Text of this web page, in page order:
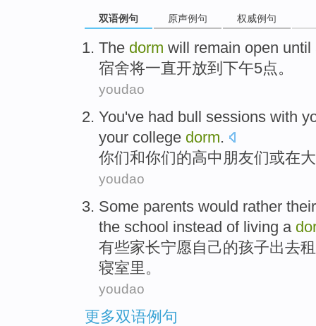
双语例句 原声例句 权威例句
The dorm will remain open until
宿舍将一直开放到 下午5点。
youdao
You've had bull sessions with
your college dorm.
你们和你们的高中 朋友们或在
youdao
Some parents would rather their
the school instead of living a
有些家长宁愿自己的孩子出去
寝室里 。
youdao
更多双语例句